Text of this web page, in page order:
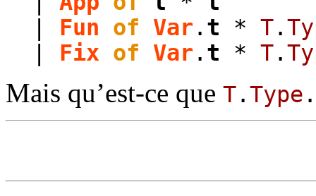
Fun of Var . t * T.
Fix of Var . t * T.
Mais qu’est-ce que T.Type .